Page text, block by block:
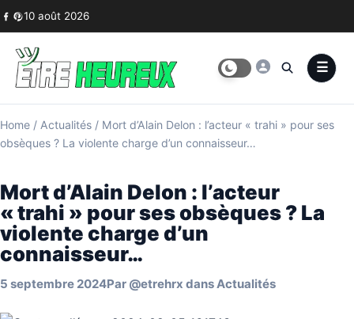
Skip to content
10 août 2026
Home / Actualités / Mort d’Alain Delon : l’acteur « trahi » pour ses
obsèques ? La violente charge d’un connaisseur…
Mort d’Alain Delon : l’acteur
« trahi » pour ses obsèques ? La
violente charge d’un
connaisseur…
5 septembre 2024Par @etrehrx dansActualités